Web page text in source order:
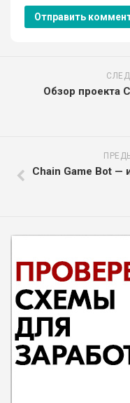
Обзор проекта
Chain Game Bot —